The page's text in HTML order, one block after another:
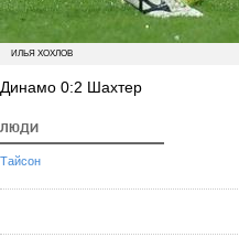
ИЛЬЯ ХОХЛОВ
Динамо 0:2 Шахтер
ЛЮДИ
Тайсон